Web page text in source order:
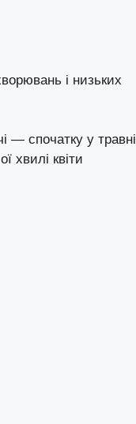
і низьких
— спочатку у травні
хвилі квіти